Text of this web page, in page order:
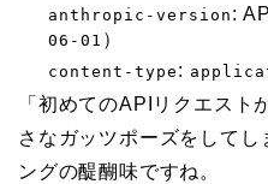
anthropic-version :
06-01 ）
content-type :
「初めてのAPIリクエスト
さなガッツポーズをしてし
ングの醍醐味ですね。